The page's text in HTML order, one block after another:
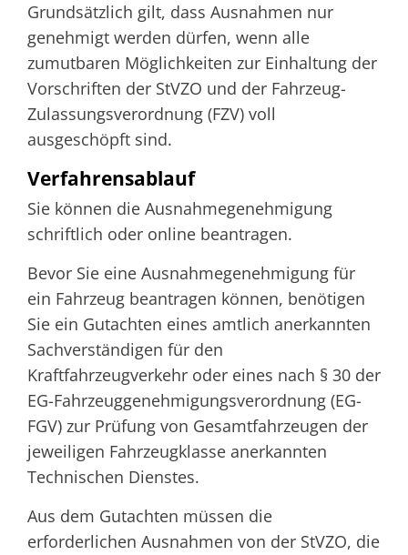
Grundsätzlich gilt, dass Ausnahmen nur
genehmigt werden dürfen, wenn alle
zumutbaren Möglichkeiten zur Einhaltung der
Vorschriften der StVZO und der Fahrzeug-
Zulassungsverordnung (FZV) voll
ausgeschöpft sind.
Verfahrensablauf
Sie können die Ausnahmegenehmigung
schriftlich oder online beantragen.
Bevor Sie eine Ausnahmegenehmigung für
ein Fahrzeug beantragen können, benötigen
Sie ein Gutachten eines amtlich anerkannten
Sachverständigen für den
Kraftfahrzeugverkehr oder eines nach § 30 der
EG-Fahrzeuggenehmigungsverordnung (EG-
FGV) zur Prüfung von Gesamtfahrzeugen der
jeweiligen Fahrzeugklasse anerkannten
Technischen Dienstes.
Aus dem Gutachten müssen die
erforderlichen Ausnahmen von der StVZO, die